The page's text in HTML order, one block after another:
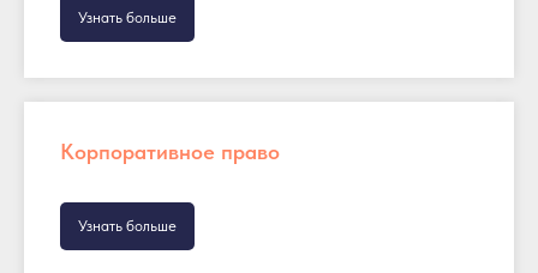
Узнать больше
Корпоративное право
Узнать больше